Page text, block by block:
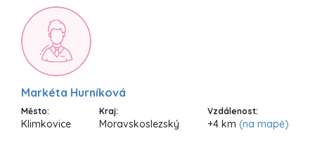
Markéta Hurníková
Město:
Klimkovice
Kraj:
Moravskoslezský
Vzdálenost:
+4 km (na mapě)